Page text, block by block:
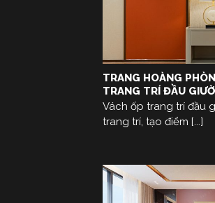
TRANG HOÀNG
TRANG TRÍ ĐẦU
Vách ốp trang trí đầu
trang trí, tạo điểm [...]